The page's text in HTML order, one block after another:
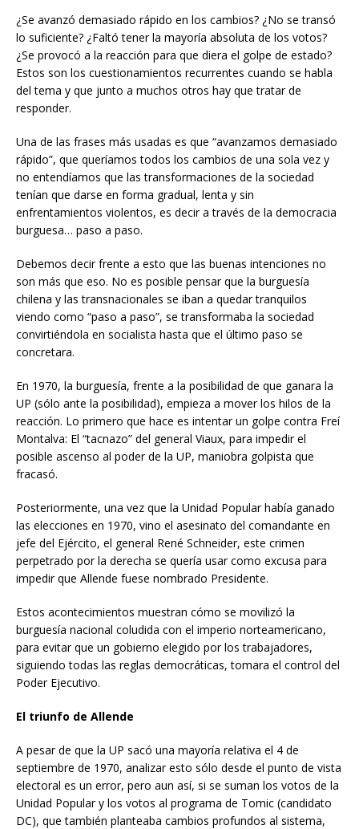
¿Se avanzó demasiado rápido en los cambios? ¿No se transó
lo suficiente? ¿Faltó tener la mayoría absoluta de los votos?
¿Se provocó a la reacción para que diera el golpe de estado?
Estos son los cuestionamientos recurrentes cuando se habla
del tema y que junto a muchos otros hay que tratar de
responder.
Una de las frases más usadas es que “avanzamos demasiado
rápido”, que queríamos todos los cambios de una sola vez y
no entendíamos que las transformaciones de la sociedad
tenían que darse en forma gradual, lenta y sin
enfrentamientos violentos, es decir a través de la democracia
burguesa… paso a paso.
Debemos decir frente a esto que las buenas intenciones no
son más que eso. No es posible pensar que la burguesía
chilena y las transnacionales se iban a quedar tranquilos
viendo como “paso a paso”, se transformaba la sociedad
convirtiéndola en socialista hasta que el último paso se
concretara.
En 1970, la burguesía, frente a la posibilidad de que ganara la
UP (sólo ante la posibilidad), empieza a mover los hilos de la
reacción. Lo primero que hace es intentar un golpe contra Freí
Montalva: El “tacnazo” del general Viaux, para impedir el
posible ascenso al poder de la UP, maniobra golpista que
fracasó.
Posteriormente, una vez que la Unidad Popular había ganado
las elecciones en 1970, vino el asesinato del comandante en
jefe del Ejército, el general René Schneider, este crimen
perpetrado por la derecha se quería usar como excusa para
impedir que Allende fuese nombrado Presidente.
Estos acontecimientos muestran cómo se movilizó la
burguesía nacional coludida con el imperio norteamericano,
para evitar que un gobierno elegido por los trabajadores,
siguiendo todas las reglas democráticas, tomara el control del
Poder Ejecutivo.
El triunfo de Allende
A pesar de que la UP sacó una mayoría relativa el 4 de
septiembre de 1970, analizar esto sólo desde el punto de vista
electoral es un error, pero aun así, si se suman los votos de la
Unidad Popular y los votos al programa de Tomic (candidato
DC), que también planteaba cambios profundos al sistema,